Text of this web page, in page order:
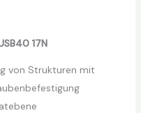
17N
von Strukturen mit